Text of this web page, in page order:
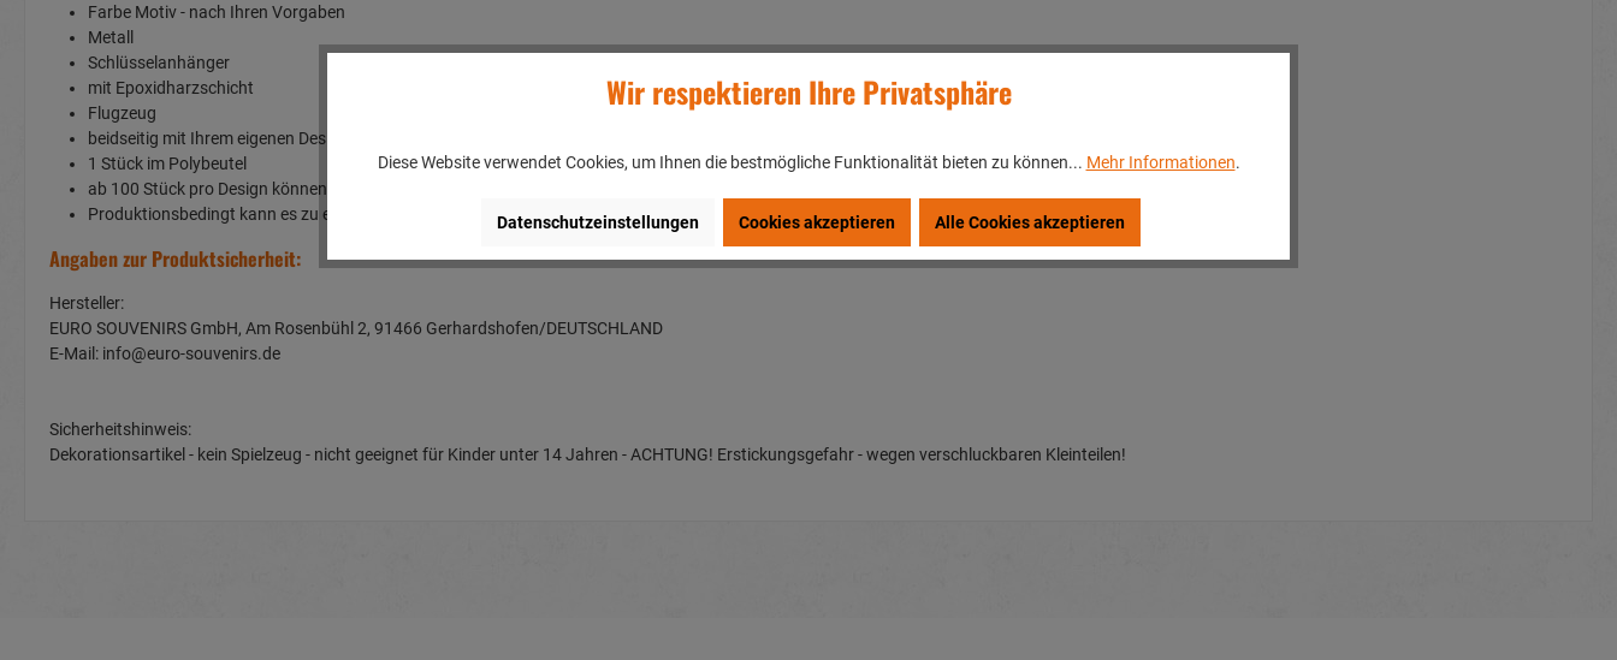
Farbe Motiv - nach Ihren Vorgaben
Metall
Schlüsselanhänger
mit Epoxidharzschicht
Flugzeug
beidseitig mit Ihrem eigenen Design bedruckbar
1 Stück im Polybeutel
ab 100 Stück pro Design können wir Ihnen diesen Artikel mit Ihrem eigenen Design anbieten
Produktionsbedingt kann es zu einer Über-oder Unterlieferung von bis zu 10% kommen
Angaben zur Produktsicherheit:
Hersteller:
EURO SOUVENIRS GmbH, Am Rosenbühl 2, 91466 Gerhardshofen/DEUTSCHLAND
E-Mail: info@euro-souvenirs.de
Sicherheitshinweis:
Dekorationsartikel - kein Spielzeug - nicht geeignet für Kinder unter 14 Jahren - ACHTUNG! Erstickungsgefahr - wegen verschluckbaren Kleinteilen!
Wir respektieren Ihre Privatsphäre
Diese Website verwendet Cookies, um Ihnen die bestmögliche Funktionalität bieten zu können... Mehr Informationen.
Datenschutzeinstellungen Cookies akzeptieren Alle Cookies akzeptieren